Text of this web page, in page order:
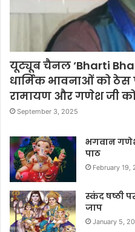
यूट्यूब चैनल ‘Bharti
धार्मिक भावनाओं को
रामायण और गणेश जी को
September 3, 2025
भगवान
पाठ
February 19,
स्कंद षष्ठी
जाप
January 5,